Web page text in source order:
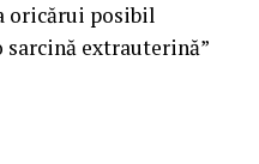
oricărui posibil
extrauterină”